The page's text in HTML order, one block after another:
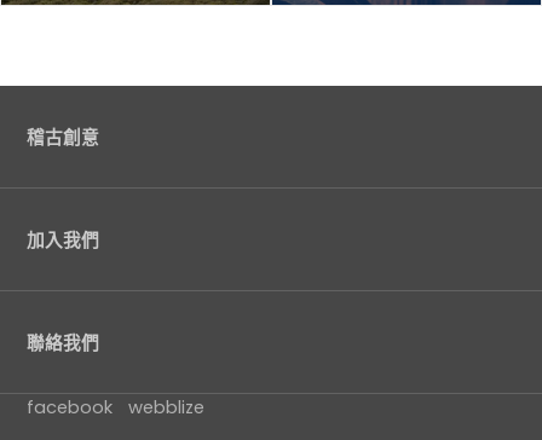
稽古創意
加入我們
聯絡我們
facebook webblize